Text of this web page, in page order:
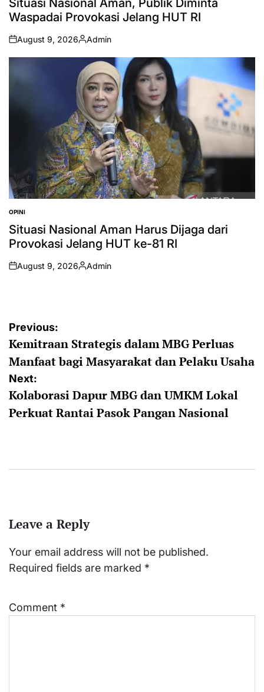
Situasi Nasional Aman, Publik Diminta
Waspadai Provokasi Jelang HUT RI
on
August 9, 2026
Posted
by
Admin
POSTED
IN
OPINI
Situasi Nasional Aman Harus Dijaga dari
Provokasi Jelang HUT ke-81 RI
on
August 9, 2026
Posted
Admin
Post
navigation
Previous:
Kemitraan Strategis dalam MBG Perluas
Manfaat bagi Masyarakat dan Pelaku Usaha
Next:
Kolaborasi Dapur MBG dan UMKM Lokal
Perkuat Rantai Pasok Pangan Nasional
Leave a Reply
Your email address will not be published.
Required fields are marked *
Comment *